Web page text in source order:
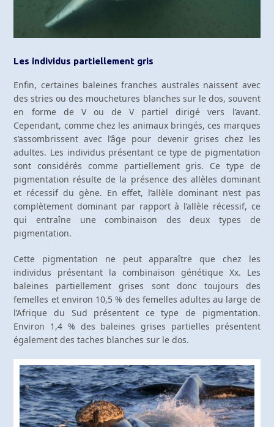
Les individus partiellement gris
Enfin, certaines baleines franches australes naissent avec
des stries ou des mouchetures blanches sur le dos, souvent
en forme de V ou de V partiel dirigé vers l’avant.
Cependant, comme chez les animaux bringés, ces marques
s’assombrissent avec l’âge pour devenir grises chez les
adultes. Les individus présentant ce type de pigmentation
sont considérés comme partiellement gris. Ce type de
pigmentation résulte de la présence des allèles dominant
et récessif du gène. En effet, l’allèle dominant n’est pas
complètement dominant par rapport à l’allèle récessif, ce
qui entraîne une combinaison des deux types de
pigmentation.
Cette pigmentation ne peut apparaître que chez les
individus présentant la combinaison génétique Xx. Les
baleines partiellement grises sont donc toujours des
femelles et environ 10,5 % des femelles adultes au large de
l’Afrique du Sud présentent ce type de pigmentation.
Environ 1,4 % des baleines grises partielles présentent
également des taches blanches sur le dos.